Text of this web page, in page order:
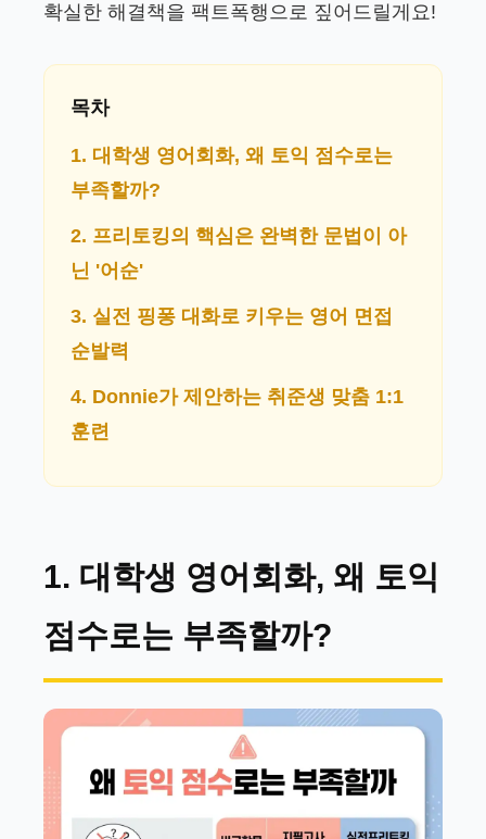
확실한 해결책을 팩트폭행으로 짚어드릴게요!
목차
1. 대학생 영어회화, 왜 토익 점수로는
부족할까?
2. 프리토킹의 핵심은 완벽한 문법이 아
닌 '어순'
3. 실전 핑퐁 대화로 키우는 영어 면접
순발력
4. Donnie가 제안하는 취준생 맞춤 1:1
훈련
1. 대학생 영어회화, 왜 토익
점수로는 부족할까?